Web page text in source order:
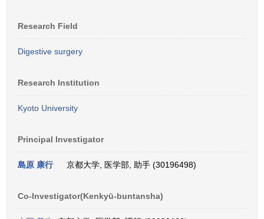
Research Field
Digestive surgery
Research Institution
Kyoto University
Principal Investigator
島原 康行 京都大学, 医学部, 助手 (30196498)
Co-Investigator(Kenkyū-buntansha)